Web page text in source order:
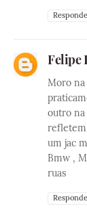
Felipe
Moro na
outro na
refletem
um jac
Bmw ,
ruas